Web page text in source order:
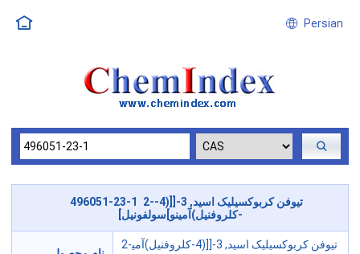
Persian
496051-23-1 2-تیوفن کربوکسیلیک اسید, 3-[[(4-
کلروفنیل)آمینو]سولفونیل]-
2-تیوفن کربوکسیلیک اسید, 3-[[(4-کلروفنیل)آمی